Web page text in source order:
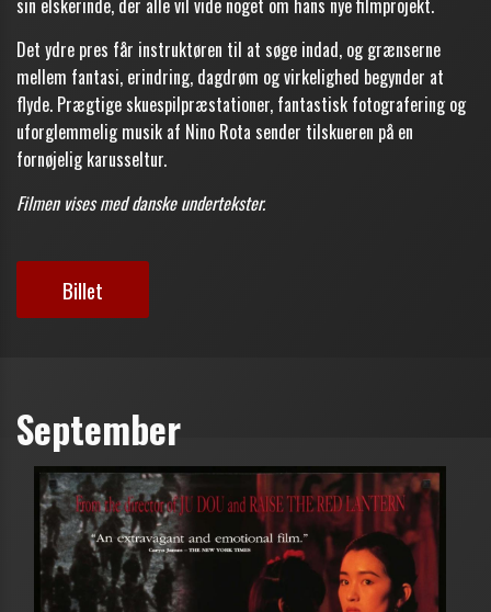
Det ydre pres får instruktøren til at søge indad, og grænserne
mellem fantasi, erindring, dagdrøm og virkelighed begynder at
flyde. Prægtige skuespilpræstationer, fantastisk fotografering og
uforglemmelig musik af Nino Rota sender tilskueren på en
fornøjelig karusseltur.
Filmen vises med danske undertekster.
Billet
September